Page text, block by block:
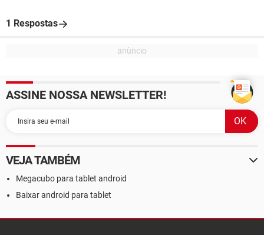
1 Respostas
ASSINE NOSSA NEWSLETTER!
VEJA TAMBÉM
Megacubo para tablet android
Baixar android para tablet